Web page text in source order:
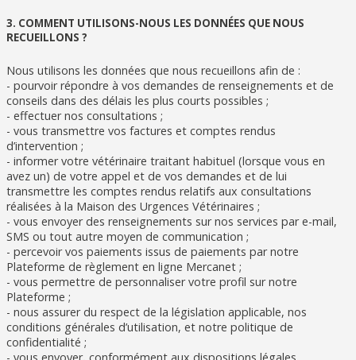
3. COMMENT UTILISONS-NOUS LES DONNÉES QUE NOUS
RECUEILLONS ?
Nous utilisons les données que nous recueillons afin de :
- pourvoir répondre à vos demandes de renseignements et de
conseils dans des délais les plus courts possibles ;
- effectuer nos consultations ;
- vous transmettre vos factures et comptes rendus
d’intervention ;
- informer votre vétérinaire traitant habituel (lorsque vous en
avez un) de votre appel et de vos demandes et de lui
transmettre les comptes rendus relatifs aux consultations
réalisées à la Maison des Urgences Vétérinaires ;
- vous envoyer des renseignements sur nos services par e-mail,
SMS ou tout autre moyen de communication ;
- percevoir vos paiements issus de paiements par notre
Plateforme de règlement en ligne Mercanet ;
- vous permettre de personnaliser votre profil sur notre
Plateforme ;
- nous assurer du respect de la législation applicable, nos
conditions générales d’utilisation, et notre politique de
confidentialité ;
- vous envoyer, conformément aux dispositions légales